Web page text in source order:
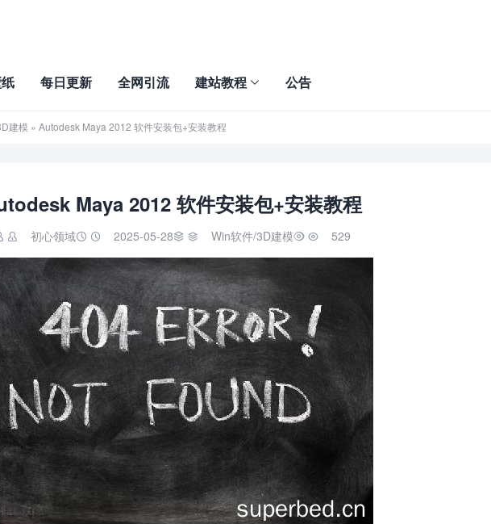
每日更新 全网引流 建站教程 公告
建模 » Autodesk Maya 2012 软件安装包+安装教程
Maya 2012 软件安装包+安装教程
 初心领域  2025-05-28  Win软件/3D建模  529